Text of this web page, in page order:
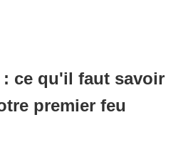
ce qu'il faut savoir
premier feu